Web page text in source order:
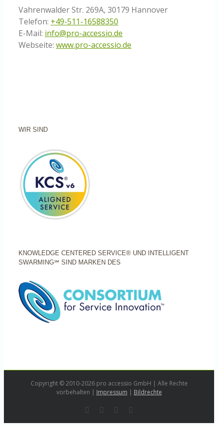
Vahrenwalder Str. 269A, 30179 Hannover
Telefon: +49-511-16588350
E-Mail: info@pro-accessio.de
Webseite: www.pro-accessio.de
WIR SIND
KNOWLEDGE CENTERED SERVICE® UND INTELLIGENT
SWARMING℠ SIND MARKEN DES
Copyright © 2010-2026 pro accessio GmbH | Alle Rechte
vorbehalten | Impressum | Bildrechte
LinkedInInstagram